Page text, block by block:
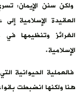
ولكن سنن الإيمان:
العقيدة الإسلامية
الغرائز وتنظيمها
الإسلامية.
فالعملية الحيوانية
هنا ولكنها انضبطت